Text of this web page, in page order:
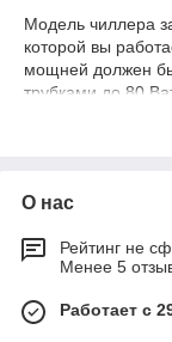
Модель чиллера
которой вы
мощней должен
трубками до 80
лазерных
насос, поэтому
только
увеличит
О нас
Рейтинг не
Менее 5
Работает с